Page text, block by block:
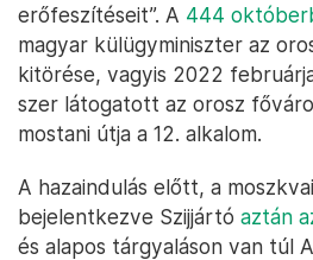
erőfeszítéseit”. A 444
magyar külügyminiszter az
kitörése, vagyis 2022
szer látogatott az orosz
mostani útja a 12. alkalom.
A hazaindulás előtt, a
bejelentkezve Szijjártó aztán
és alapos tárgyaláson van túl